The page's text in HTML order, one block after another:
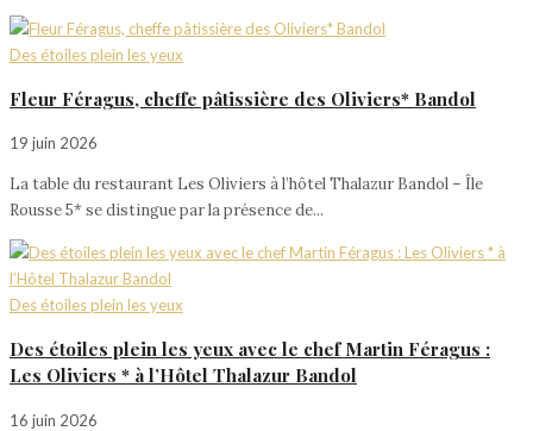
Des étoiles plein les yeux
Fleur Féragus, cheffe pâtissière des Oliviers* Bandol
19 juin 2026
La table du restaurant Les Oliviers à l’hôtel Thalazur Bandol – Île
Rousse 5* se distingue par la présence de...
Des étoiles plein les yeux
Des étoiles plein les yeux avec le chef Martin Féragus :
Les Oliviers * à l’Hôtel Thalazur Bandol
16 juin 2026